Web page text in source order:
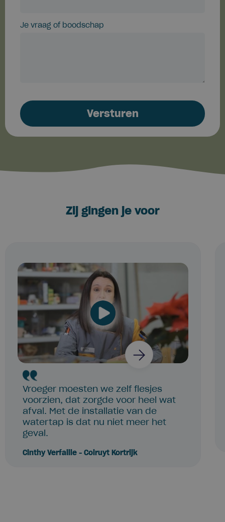
Je vraag of boodschap
Zij gingen je voor
Vroeger moesten we zelf flesjes
voorzien, dat zorgde voor heel wat
afval. Met de installatie van de
watertap is dat nu niet meer het
geval.
Cinthy Verfaille - Colruyt Kortrijk